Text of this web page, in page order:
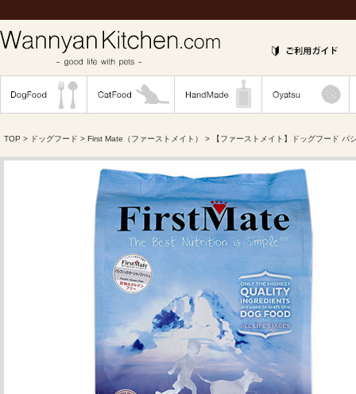
TOP > ドッグフード > First Mate（ファーストメイト） > 【ファーストメイト】ドッグフード パ